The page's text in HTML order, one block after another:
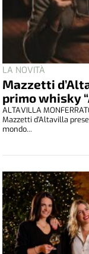
LA NOVITÀ
Mazzetti
primo whisky
ALTAVILLA
Mazzetti d’Altavilla
mondo...